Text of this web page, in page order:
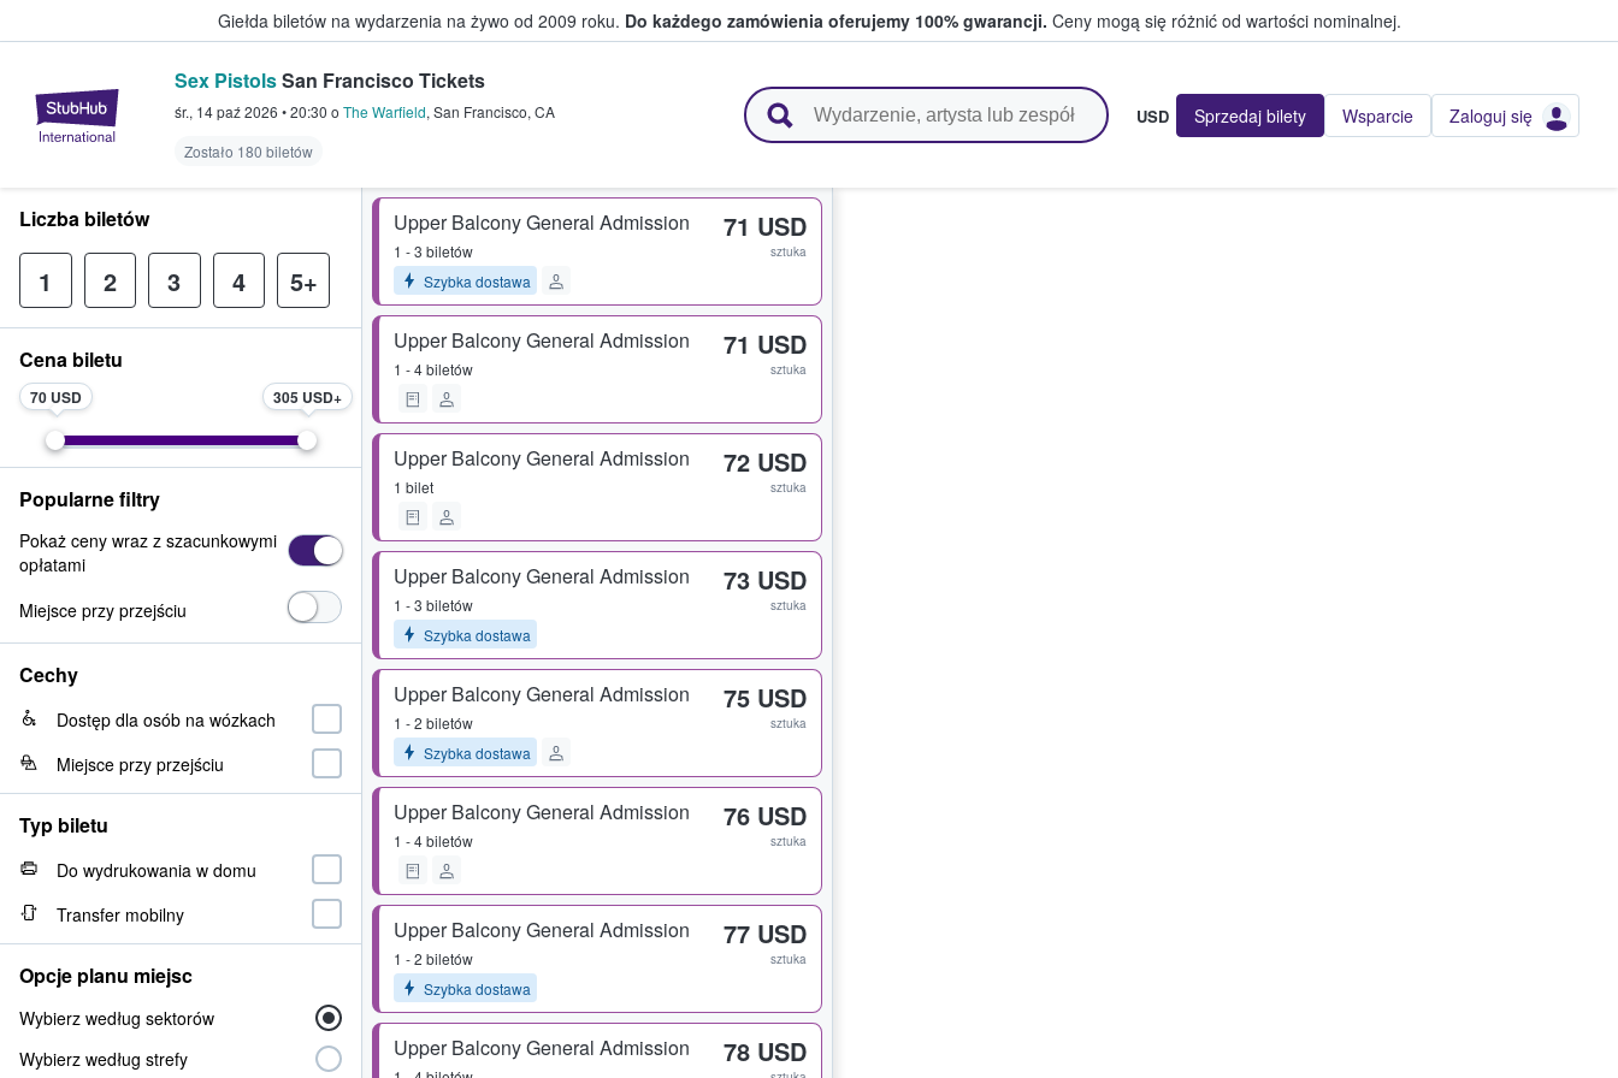
Giełda biletów na wydarzenia na żywo od 2009 roku. Do każdego zamówienia oferujemy 100% gwarancji. Ceny mogą się różnić od wartości nominalnej.
StubHub — miejsce, w którym fani i kibice kupują i sprzedają bilety
Sex PistolsSan Francisco Tickets
śr., 14 paź 2026 •20:30 o The Warfield, San Francisco, CA
Zostało 180 biletów
USD Sprzedaj bilety Wsparcie Zaloguj się
Upper Balcony General Admission
1 - 3 biletów
Szybka dostawa
71 USD
sztuka
Upper Balcony General Admission
1 - 4 biletów
71 USD
sztuka
Upper Balcony General Admission
1 bilet
72 USD
sztuka
Upper Balcony General Admission
1 - 3 biletów
Szybka dostawa
73 USD
sztuka
Upper Balcony General Admission
1 - 2 biletów
Szybka dostawa
75 USD
sztuka
Upper Balcony General Admission
1 - 4 biletów
76 USD
sztuka
Upper Balcony General Admission
1 - 2 biletów
Szybka dostawa
77 USD
sztuka
Upper Balcony General Admission 78 USD
Liczba biletów
1 2 3 4 5+
Cena biletu
70 USD 305 USD
Popularne filtry
Pokaż ceny wraz z szacunkowymi
opłatami
Miejsce przy przejściu
Cechy
Dostęp dla osób na wózkach
Miejsce przy przejściu
Typ biletu
Do wydrukowania w domu
Transfer mobilny
Opcje planu miejsc
Wybierz według sektorów
Wybierz według strefy